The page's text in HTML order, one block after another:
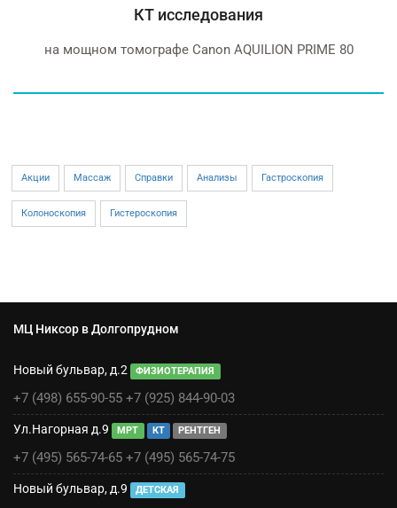
КТ исследования
на мощном томографе Canon AQUILION PRIME 80
Акции Массаж Справки Анализы Гастроскопия
Колоноскопия Гистероскопия
МЦ Никсор в Долгопрудном
Новый бульвар, д.2 ФИЗИОТЕРАПИЯ
+7 (498) 655-90-55 +7 (925) 844-90-03
Ул.Нагорная д.9 МРТ КТ РЕНТГЕН
+7 (495) 565-74-65 +7 (495) 565-74-75
Новый бульвар, д.9 ДЕТСКАЯ